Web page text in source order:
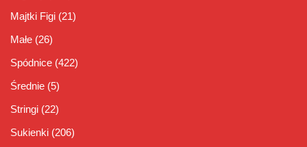
Majtki Figi (21)
Małe (26)
Spódnice (422)
Średnie (5)
Stringi (22)
Sukienki (206)